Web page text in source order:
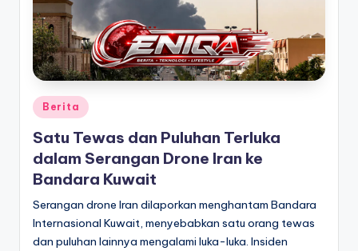
Posted
in
Berita
Satu Tewas dan Puluhan Terluka
dalam Serangan Drone Iran ke
Bandara Kuwait
Serangan drone Iran dilaporkan menghantam Bandara
Internasional Kuwait, menyebabkan satu orang tewas
dan puluhan lainnya mengalami luka-luka. Insiden